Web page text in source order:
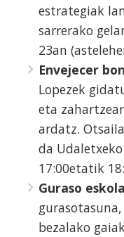
estrategiak
sarrerako
23an
Envejecer
Lopezek
eta
ardatz.
da
17:00etatik
Guraso
bezalako